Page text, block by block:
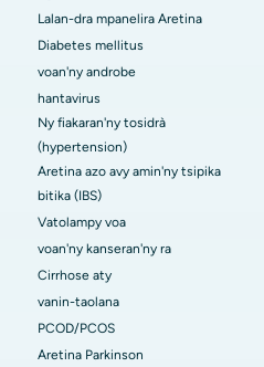
Lalan-dra mpanelira Aretina
Diabetes mellitus
voan'ny androbe
hantavirus
Ny fiakaran'ny tosidrà
(hypertension)
Aretina azo avy amin'ny tsipika
bitika (IBS)
Vatolampy voa
voan'ny kanseran'ny ra
Cirrhose aty
vanin-taolana
PCOD/PCOS
Aretina Parkinson